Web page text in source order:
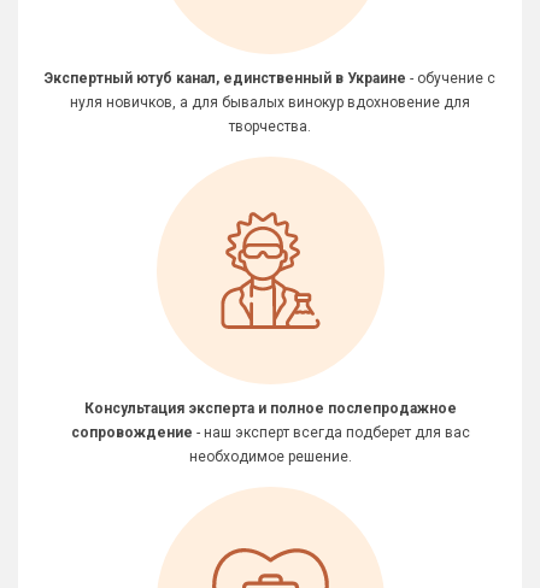
Экспертный ютуб канал, единственный в Украине - обучение с
нуля новичков, а для бывалых винокур вдохновение для
творчества.
Консультация эксперта и полное послепродажное
сопровождение - наш эксперт всегда подберет для вас
необходимое решение.